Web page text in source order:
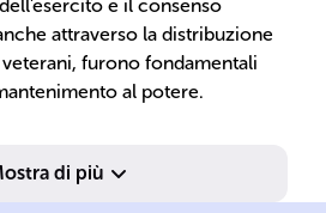
e il consenso
attraverso la distribuzione
furono fondamentali
al potere.
di più